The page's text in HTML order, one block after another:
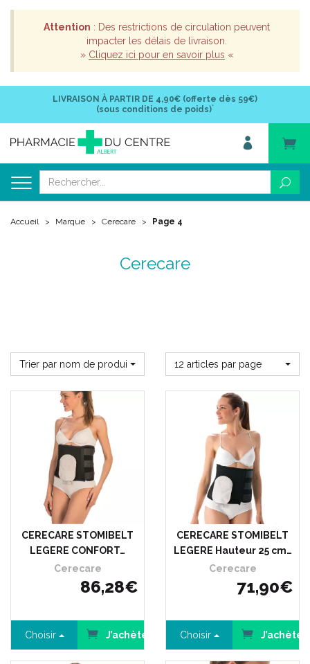
Attention : Des restrictions de circulation peuvent
impacter les délais de livraison.
» Cliquez ici pour en savoir plus «
LIVRAISON À PARTIR DE 4,90€ (offerte dès 59€)
(sous conditions de poids)*
Accueil Marque Cerecare Page 4
Cerecare
Trier par nom de produit 12 articles par page
CERECARE STOMIBELT
LEGERE CONFORT…
Cerecare
86,28€
Choisir J’achète
CERECARE STOMIBELT
LEGERE Hauteur 25 cm…
Cerecare
71,90€
Choisir J’achète